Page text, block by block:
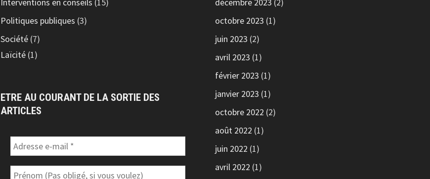
Interventions en conseils (15)
Politiques publiques (3)
Société(7)
Laïcité(1)
ETRE AU COURANT DE LA SORTIE DES
ARTICLES
décembre 2023 (2)
octobre 2023 (1)
juin 2023 (2)
avril 2023 (1)
février 2023 (1)
janvier 2023 (1)
octobre 2022 (2)
août 2022 (1)
juin 2022 (1)
avril 2022 (1)